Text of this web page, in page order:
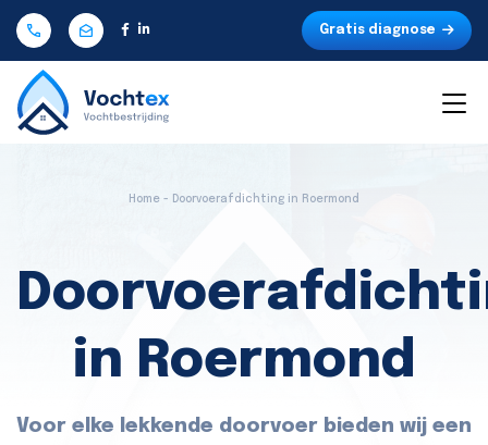
Gratis diagnose
Home - Doorvoerafdichting in Roermond
in Roermond
Voor elke lekkende doorvoer bieden wij een